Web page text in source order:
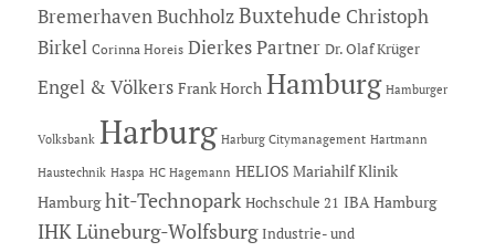
Bremerhaven Buchholz Buxtehude Christoph
Birkel Corinna Horeis Dierkes Partner Dr. Olaf Krüger
Engel & Völkers Frank Horch Hamburg Hamburger
Volksbank Harburg Harburg Citymanagement Hartmann
Haustechnik Haspa HC Hagemann HELIOS Mariahilf Klinik
Hamburg hit-Technopark Hochschule 21 IBA Hamburg
IHK Lüneburg-Wolfsburg Industrie- und